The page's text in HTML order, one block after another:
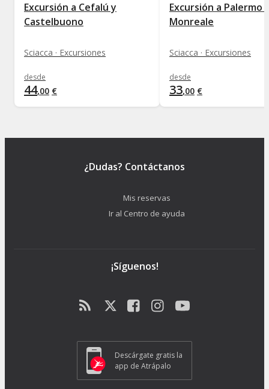
Excursión a Cefalú y
Castelbuono
Sciacca · Excursiones
desde
44,00 €
Excursión a Palermo
Monreale
Sciacca · Excursiones
desde
33,00 €
¿Dudas? Contáctanos
Mis reservas
Ir al Centro de ayuda
¡Síguenos!
Descárgate gratis la
app de Atrápalo